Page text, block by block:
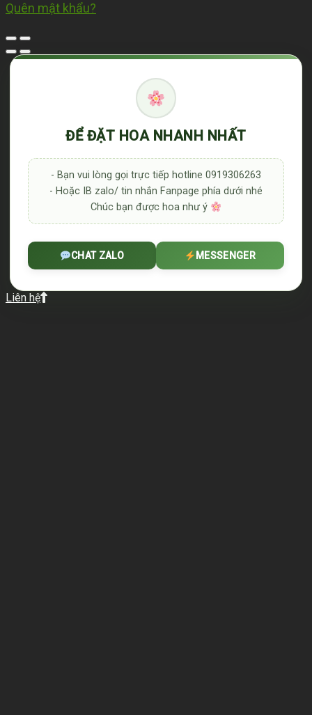
Quên mật khẩu?
ĐỂ ĐẶT HOA NHANH NHẤT
- Bạn vui lòng gọi trực tiếp hotline 0919306263
- Hoặc IB zalo/ tin nhắn Fanpage phía dưới nhé
Chúc bạn được hoa như ý
CHAT ZALO MESSENGER
Liên hệ